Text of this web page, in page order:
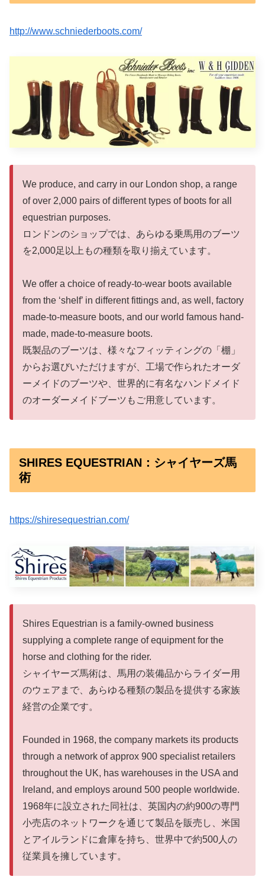
http://www.schniederboots.com/
We produce, and carry in our London shop, a range
of over 2,000 pairs of different types of boots for all
equestrian purposes.
ロンドンのショップでは、あらゆる乗馬用のブーツ
を2,000足以上もの種類を取り揃えています。
We offer a choice of ready-to-wear boots available
from the ‘shelf’ in different fittings and, as well, factory
made-to-measure boots, and our world famous hand-
made, made-to-measure boots.
既製品のブーツは、様々なフィッティングの「棚」
からお選びいただけますが、工場で作られたオーダ
ーメイドのブーツや、世界的に有名なハンドメイド
のオーダーメイドブーツもご用意しています。
SHIRES EQUESTRIAN：シャイヤーズ馬
術
https://shiresequestrian.com/
Shires Equestrian is a family-owned business
supplying a complete range of equipment for the
horse and clothing for the rider.
シャイヤーズ馬術は、馬用の装備品からライダー用
のウェアまで、あらゆる種類の製品を提供する家族
経営の企業です。
Founded in 1968, the company markets its products
through a network of approx 900 specialist retailers
throughout the UK, has warehouses in the USA and
Ireland, and employs around 500 people worldwide.
1968年に設立された同社は、英国内の約900の専門
小売店のネットワークを通じて製品を販売し、米国
とアイルランドに倉庫を持ち、世界中で約500人の
従業員を擁しています。